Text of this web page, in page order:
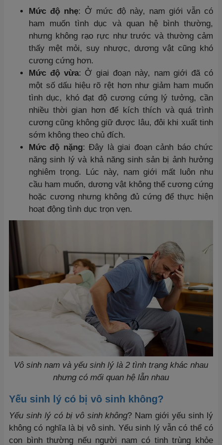
Mức độ nhẹ: Ở mức độ này, nam giới vẫn có
ham muốn tình dục và quan hệ bình thường,
nhưng không rạo rực như trước và thường cảm
thấy mệt mỏi, suy nhược, dương vật cũng khó
cương cứng hơn.
Mức độ vừa: Ở giai đoạn này, nam giới đã có
một số dấu hiệu rõ rệt hơn như giảm ham muốn
tình dục, khó đạt độ cương cứng lý tưởng, cần
nhiều thời gian hơn để kích thích và quá trình
cương cũng không giữ được lâu, đôi khi xuất tinh
sớm không theo chủ đích.
Mức độ nặng: Đây là giai đoạn cảnh báo chức
năng sinh lý và khả năng sinh sản bị ảnh hưởng
nghiêm trọng. Lúc này, nam giới mất luôn nhu
cầu ham muốn, dương vật không thể cương cứng
hoặc cương nhưng không đủ cứng để thực hiện
hoạt động tình dục trọn vẹn.
Vô sinh nam và yếu sinh lý là 2 tình trạng khác nhau
nhưng có mối quan hệ lẫn nhau
Yếu sinh lý có bị vô sinh không?
Yếu sinh lý có bị vô sinh không? Nam giới yếu sinh lý
không có nghĩa là bị vô sinh. Yếu sinh lý vẫn có thể có
con bình thường nếu người nam có tinh trùng khỏe